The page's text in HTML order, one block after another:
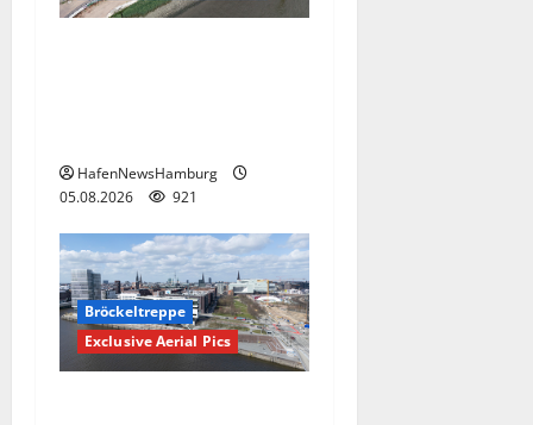
HafenNewsHamburg
05.08.2026
921
Bröckeltreppe
Exclusive Aerial Pics